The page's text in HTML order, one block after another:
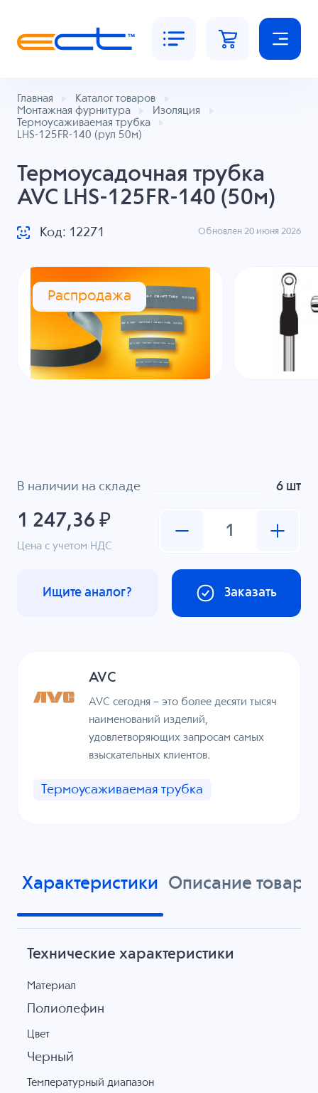
Главная
Каталог товаров
Монтажная фурнитура
Изоляция
Термоусаживаемая трубка
LHS-125FR-140 (рул 50м)
Термоусадочная трубка
AVC LHS-125FR-140 (50м)
Код: 12271 Обновлен 20 июня 2026
Распродажа
В наличии на складе 6 шт
1 247,36 ₽
Цена с учетом НДС
Заказать
Ищите аналог?
AVC
AVC сегодня – это более десяти тысяч
наименований изделий,
удовлетворяющих запросам самых
взыскательных клиентов.
Термоусаживаемая трубка
Характеристики Описание товара
Технические характеристики
Материал
Полиолефин
Цвет
Черный
Температурный диапазон